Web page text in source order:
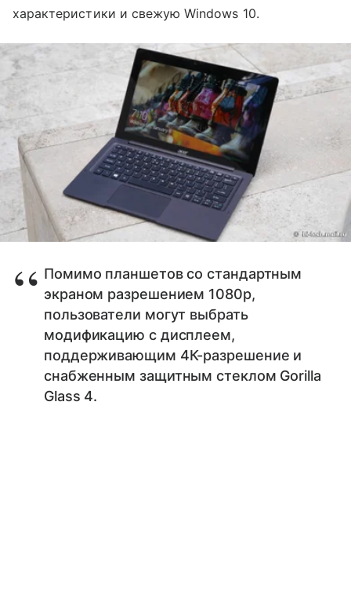
характеристики и свежую Windows 10.
Помимо планшетов со стандартным
экраном разрешением 1080р,
пользователи могут выбрать
модификацию с дисплеем,
поддерживающим 4К-разрешение и
снабженным защитным стеклом Gorilla
Glass 4.